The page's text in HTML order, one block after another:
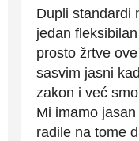
Dupli standardi
jedan
prosto žrtve
sasvim jasni
zakon i već
Mi imamo
radile na tome